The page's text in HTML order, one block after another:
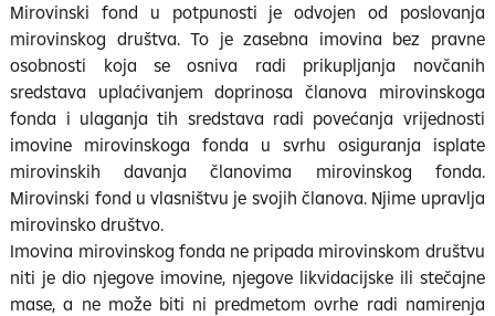
Mirovinski fond u potpunosti je odvojen od poslovanja
mirovinskog društva. To je zasebna imovina bez pravne
osobnosti koja se osniva radi prikupljanja novčanih
sredstava uplaćivanjem doprinosa članova mirovinskoga
fonda i ulaganja tih sredstava radi povećanja vrijednosti
imovine mirovinskoga fonda u svrhu osiguranja isplate
mirovinskih davanja članovima mirovinskog fonda.
Mirovinski fond u vlasništvu je svojih članova. Njime upravlja
mirovinsko društvo.
Imovina mirovinskog fonda ne pripada mirovinskom društvu
niti je dio njegove imovine, njegove likvidacijske ili stečajne
mase, a ne može biti ni predmetom ovrhe radi namirenja